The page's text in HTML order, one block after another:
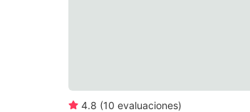
4.8 (10 evaluaciones)